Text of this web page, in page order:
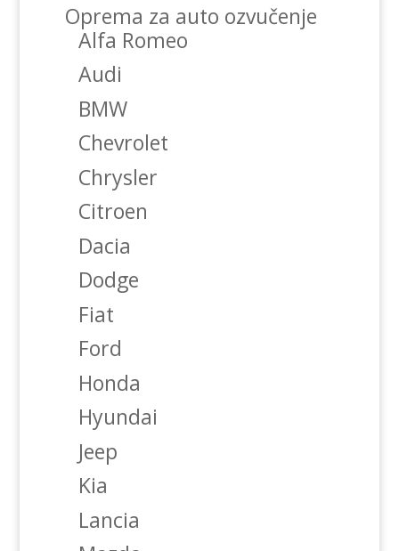
Oprema za auto ozvučenje
Alfa Romeo
Audi
BMW
Chevrolet
Chrysler
Citroen
Dacia
Dodge
Fiat
Ford
Honda
Hyundai
Jeep
Kia
Lancia